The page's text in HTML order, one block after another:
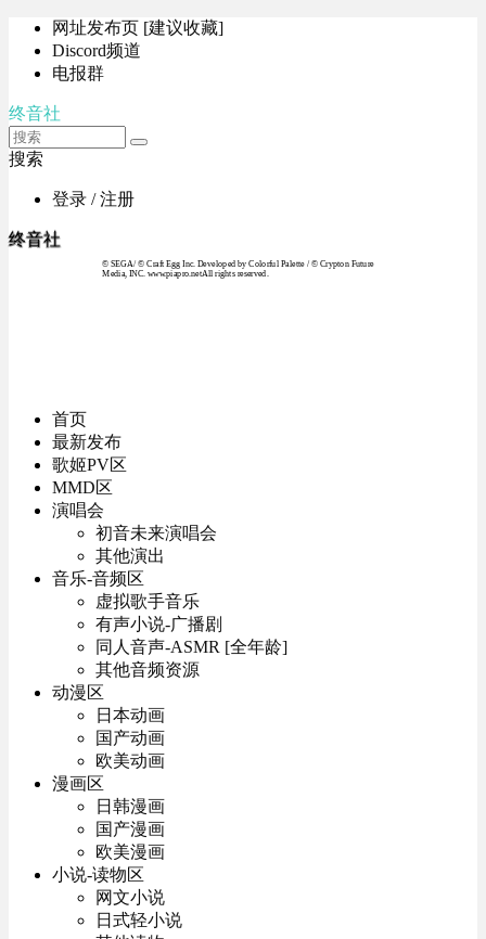
网址发布页 [建议收藏]
Discord频道
电报群
终音社
搜索
登录 / 注册
终音社
© SEGA / © Craft Egg Inc. Developed by Colorful Palette / © Crypton Future
Media, INC. www.piapro.netAll rights reserved.
首页
最新发布
歌姬PV区
MMD区
演唱会
初音未来演唱会
其他演出
音乐-音频区
虚拟歌手音乐
有声小说-广播剧
同人音声-ASMR [全年龄]
其他音频资源
动漫区
日本动画
国产动画
欧美动画
漫画区
日韩漫画
国产漫画
欧美漫画
小说-读物区
网文小说
日式轻小说